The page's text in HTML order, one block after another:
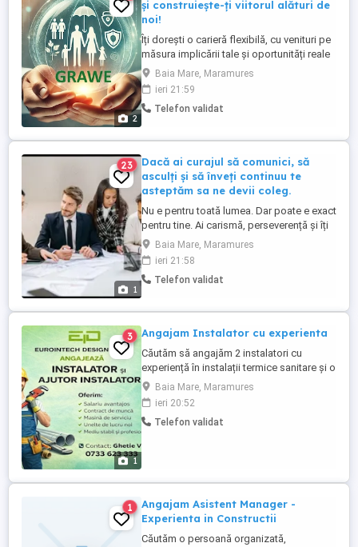
2
și construiește-ți viitorul alături de
noi!
Îți dorești o carieră flexibilă, cu venituri pe
măsura implicării tale și oportunități reale
de dezvoltare profesională? Alătură-te
echipei noastre și construiește-ți o carieră
de succes în domeniul asigurărilor! Ce
căutăm: Persoane comunicative și
și ...
Baia Mare, Maramures
ieri 21:59
Telefon validat
1
23
Dacă ai curajul să comunici, să
asculți și să înveți continuu te
asteptăm sa ne devii coleg.
Nu e pentru toată lumea. Dar poate e exact
pentru tine. Ai carismă, perseverență și îți
place să lucrezi cu oamenii? Poți
transforma încrederea în siguranță
financiară! Căutăm oameni care vor să
devină Consultanți în asigurări de viață sau
formăm. Te susținem. ...
Baia Mare, Maramures
ieri 21:58
Telefon validat
1
3 Angajam Instalator cu experienta
Căutăm să angajăm 2 instalatori cu
experiență în instalații termice sanitare și o
persoană pentru montaj pompe de
căldură ! Oferim : Mașină de serviciu(
sediu-pct de lucru) Salariu peste medie în
funcție de capacitatea fiecăruia .
Baia Mare, Maramures
ieri 20:52
Telefon validat
1
Angajam Asistent Manager -
Experienta in Constructii
Căutăm o persoană organizată,